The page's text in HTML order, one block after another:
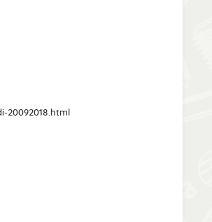
20092018.html